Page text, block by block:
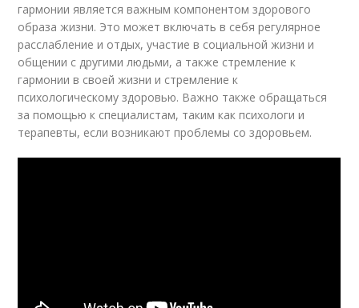
гармонии является важным компонентом здорового
образа жизни. Это может включать в себя регулярное
расслабление и отдых, участие в социальной жизни и
общении с другими людьми, а также стремление к
гармонии в своей жизни и стремление к
психологическому здоровью. Важно также обращаться
за помощью к специалистам, таким как психологи и
терапевты, если возникают проблемы со здоровьем.